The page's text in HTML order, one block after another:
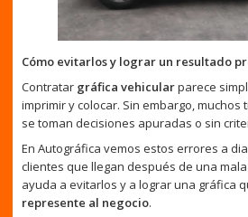
Cómo evitarlos y lograr un resultado
Contratar gráfica vehicularparece
imprimir y colocar. Sin embargo,
se toman decisiones apuradas o sin
En Autográfica vemos estos errores a
clientes que llegan después de una
ayuda a evitarlos y a lograr una gráfica
represente al negocio.